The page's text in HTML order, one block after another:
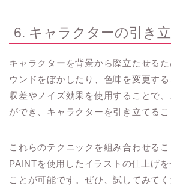
6. キャラクターの引き
キャラクターを背景から際立たせる
ウンドをぼかしたり、色味を変更す
収差やノイズ効果を使用することで
ができ、キャラクターを引き立てるこ
これらのテクニックを組み合わせる
PAINTを使用したイラストの仕上げ
ことが可能です。ぜひ、試してみてく